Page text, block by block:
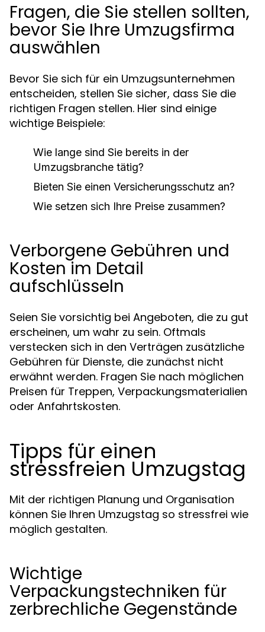
Fragen, die Sie stellen sollten,
bevor Sie Ihre Umzugsfirma
auswählen
Bevor Sie sich für ein Umzugsunternehmen
entscheiden, stellen Sie sicher, dass Sie die
richtigen Fragen stellen. Hier sind einige
wichtige Beispiele:
Wie lange sind Sie bereits in der
Umzugsbranche tätig?
Bieten Sie einen Versicherungsschutz an?
Wie setzen sich Ihre Preise zusammen?
Verborgene Gebühren und
Kosten im Detail
aufschlüsseln
Seien Sie vorsichtig bei Angeboten, die zu gut
erscheinen, um wahr zu sein. Oftmals
verstecken sich in den Verträgen zusätzliche
Gebühren für Dienste, die zunächst nicht
erwähnt werden. Fragen Sie nach möglichen
Preisen für Treppen, Verpackungsmaterialien
oder Anfahrtskosten.
Tipps für einen
stressfreien Umzugstag
Mit der richtigen Planung und Organisation
können Sie Ihren Umzugstag so stressfrei wie
möglich gestalten.
Wichtige
Verpackungstechniken für
zerbrechliche Gegenstände